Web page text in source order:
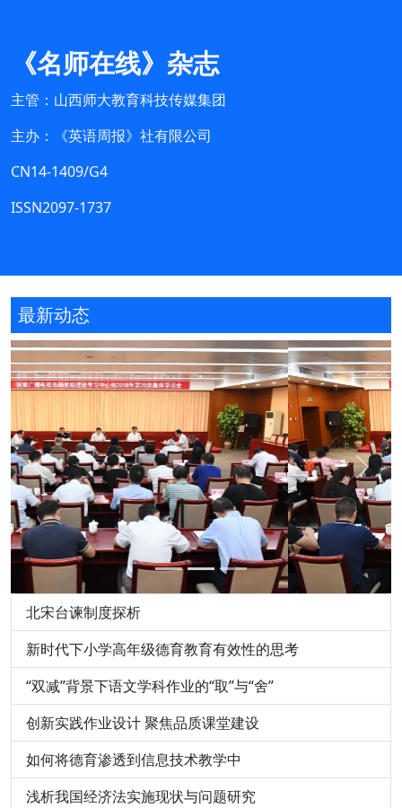
《名师在线》杂志
主管：山西师大教育科技传媒集团
主办：《英语周报》社有限公司
CN14-1409/G4
ISSN2097-1737
最新动态
Previous Next
北宋台谏制度探析
新时代下小学高年级德育教育有效性的思考
“双减”背景下语文学科作业的“取”与“舍”
创新实践作业设计 聚焦品质课堂建设
如何将德育渗透到信息技术教学中
浅析我国经济法实施现状与问题研究